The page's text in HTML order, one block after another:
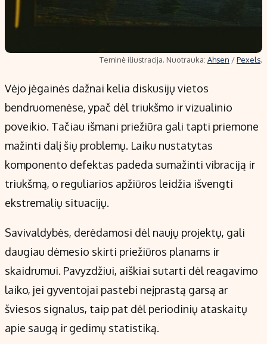
Teminė iliustracija. Nuotrauka: Ahsen /Pexels.
Vėjo jėgainės dažnai kelia diskusijų vietos
bendruomenėse, ypač dėl triukšmo ir vizualinio
poveikio. Tačiau išmani priežiūra gali tapti priemone
mažinti dalį šių problemų. Laiku nustatytas
komponento defektas padeda sumažinti vibraciją ir
triukšmą, o reguliarios apžiūros leidžia išvengti
ekstremalių situacijų.
Savivaldybės, derėdamosi dėl naujų projektų, gali
daugiau dėmesio skirti priežiūros planams ir
skaidrumui. Pavyzdžiui, aiškiai sutarti dėl reagavimo
laiko, jei gyventojai pastebi neįprastą garsą ar
šviesos signalus, taip pat dėl periodinių ataskaitų
apie saugą ir gedimų statistiką.